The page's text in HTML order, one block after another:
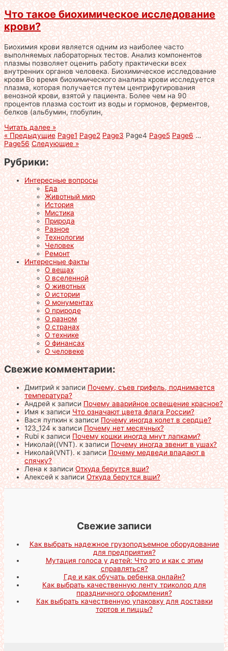
Что такое биохимическое исследование
крови?
Биохимия крови является одним из наиболее часто
выполняемых лабораторных тестов. Анализ компонентов
плазмы позволяет оценить работу практически всех
внутренних органов человека. Биохимическое исследование
крови Во время биохимического анализа крови исследуется
плазма, которая получается путем центрифугирования
венозной крови, взятой у пациента. Более чем на 90
процентов плазма состоит из воды и гормонов, ферментов,
белков (альбумин, глобулин,
Читать далее »
« Предыдущие Page1 Page2 Page3 Page4 Page5 Page6 …
Page56 Следующие »
Рубрики:
Интересные вопросы
Еда
Животный мир
История
Мистика
Природа
Разное
Технологии
Человек
Ремонт
Интересные факты
О вещах
О вселенной
О животных
О истории
О монументах
О природе
О разном
О странах
О технике
О финансах
О человеке
Свежие комментарии:
Дмитрийк записиПочему, съев грифель, поднимается
температура?
Андрейк записиПочему аварийное освещение красное?
Имяк записиЧто означают цвета флага России?
Вася пупкинк записиПочему иногда колет в сердце?
123_124к записиПочему нет месячных?
Rubiк записиПочему кошки иногда мнут лапками?
Николай((VNT).к записиПочему иногда звенит в ушах?
Николай(VNT).к записиПочему медведи впадают в
спячку?
Ленак записиОткуда берутся вши?
Алексейк записиОткуда берутся вши?
Свежие записи
Как выбрать надежное грузоподъемное оборудование
для предприятия?
Мутация голоса у детей: Что это и как с этим
справляться?
Где и как обучать ребенка онлайн?
Как выбрать качественную ленту триколор для
праздничного оформления?
Как выбрать качественную упаковку для доставки
тортов и пиццы?